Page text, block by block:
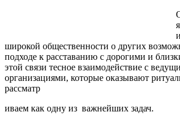
широкой общественности о других
подходе к расставанию с дорогими и
этой связи тесное взаимодействие с
организациями, которые оказывают
рассматр
иваем как одну из важнейших задач.